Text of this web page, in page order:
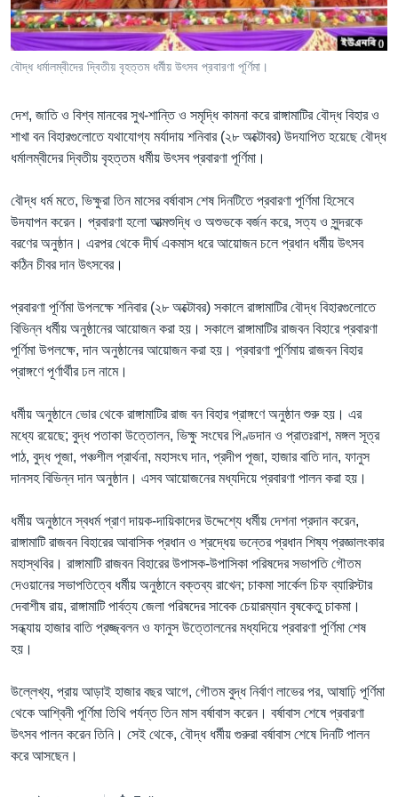
Learning English
FOLLOW US
অন্য ভাষায় ওয়েব সাইট
বৌদ্ধ ধর্মালম্বীদের দ্বিতীয় বৃহত্তম ধর্মীয় উৎসব প্রবারণা পূর্ণিমা।
দেশ, জাতি ও বিশ্ব মানবের সুখ-শান্তি ও সমৃদ্ধি কামনা করে রাঙ্গামাটির বৌদ্ধ বিহার ও
শাখা বন বিহারগুলোতে যথাযোগ্য মর্যাদায় শনিবার (২৮ অক্টোবর) উদযাপিত হয়েছে বৌদ্ধ
ধর্মালম্বীদের দ্বিতীয় বৃহত্তম ধর্মীয় উৎসব প্রবারণা পূর্ণিমা।
বৌদ্ধ ধর্ম মতে, ভিক্ষুরা তিন মাসের বর্ষাবাস শেষ দিনটিতে প্রবারণা পূর্ণিমা হিসেবে
উদযাপন করেন। প্রবারণা হলো আত্মশুদ্ধি ও অশুভকে বর্জন করে, সত্য ও সুন্দরকে
বরণের অনুষ্ঠান। এরপর থেকে দীর্ঘ একমাস ধরে আয়োজন চলে প্রধান ধর্মীয় উৎসব
কঠিন চীবর দান উৎসবের।
প্রবারণা পূর্ণিমা উপলক্ষে শনিবার (২৮ অক্টোবর) সকালে রাঙ্গামাটির বৌদ্ধ বিহারগুলোতে
বিভিন্ন ধর্মীয় অনুষ্ঠানের আয়োজন করা হয়। সকালে রাঙ্গামাটির রাজবন বিহারে প্রবারণা
পূর্ণিমা উপলক্ষে, দান অনুষ্ঠানের আয়োজন করা হয়। প্রবারণা পুর্ণিমায় রাজবন বিহার
প্রাঙ্গণে পূর্ণার্থীর ঢল নামে।
ধর্মীয় অনুষ্ঠানে ভোর থেকে রাঙ্গামাটির রাজ বন বিহার প্রাঙ্গণে অনুষ্ঠান শুরু হয়। এর
মধ্যে রয়েছে; বুদ্ধ পতাকা উত্তোলন, ভিক্ষু সংঘের পিণ্ডদান ও প্রাতঃরাশ, মঙ্গল সূত্র
পাঠ, বুদ্ধ পূজা, পঞ্চশীল প্রার্থনা, মহাসংঘ দান, প্রদীপ পূজা, হাজার বাতি দান, ফানুস
দানসহ বিভিন্ন দান অনুষ্ঠান। এসব আয়োজনের মধ্যদিয়ে প্রবারণা পালন করা হয়।
ধর্মীয় অনুষ্ঠানে স্বধর্ম প্রাণ দায়ক-দায়িকাদের উদ্দেশ্যে ধর্মীয় দেশনা প্রদান করেন,
রাঙ্গামাটি রাজবন বিহারের আবাসিক প্রধান ও শ্রদ্ধেয় ভন্তের প্রধান শিষ্য প্রজ্ঞালংকার
মহাস্থবির। রাঙ্গামাটি রাজবন বিহারের উপাসক-উপাসিকা পরিষদের সভাপতি গৌতম
দেওয়ানের সভাপতিত্বে ধর্মীয় অনুষ্ঠানে বক্তব্য রাখেন; চাকমা সার্কেল চিফ ব্যারিস্টার
দেবাশীষ রায়, রাঙ্গামাটি পার্বত্য জেলা পরিষদের সাবেক চেয়ারম্যান বৃষকেতু চাকমা।
সন্ধ্যায় হাজার বাতি প্রজ্জ্বলন ও ফানুস উত্তোলনের মধ্যদিয়ে প্রবারণা পূর্ণিমা শেষ
হয়।
উল্লেখ্য, প্রায় আড়াই হাজার বছর আগে, গৌতম বুদ্ধ নির্বাণ লাভের পর, আষাঢ়ি পূর্ণিমা
থেকে আশ্বিনী পূর্ণিমা তিথি পর্যন্ত তিন মাস বর্ষাবাস করেন। বর্ষাবাস শেষে প্রবারণা
উৎসব পালন করেন তিনি। সেই থেকে, বৌদ্ধ ধর্মীয় গুরুরা বর্ষাবাস শেষে দিনটি পালন
করে আসছেন।